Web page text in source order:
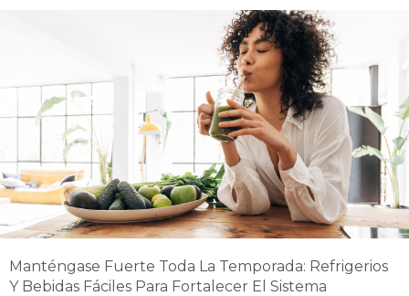
Manténgase Fuerte Toda La Temporada: Refrigerios
Y Bebidas Fáciles Para Fortalecer El Sistema